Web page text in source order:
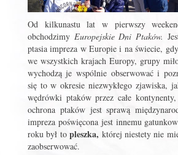
Od kilkunastu lat w pierwszy
obchodzimy Europejskie Dni Ptaków.
ptasia impreza w Europie i na świecie,
we wszystkich krajach Europy, grupy
wychodzą je wspólnie obserwować i
się to w okresie niezwykłego zjawiska,
wędrówki ptaków przez całe
ochrona ptaków jest sprawą
impreza poświęcona jest innemu
roku był topleszka, której niestety nie
zaobserwować.